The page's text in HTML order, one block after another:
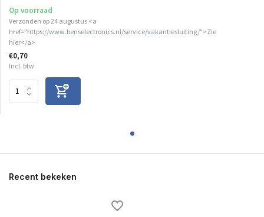
Op voorraad
Verzonden op 24 augustus <a
href="https://www.benselectronics.nl/service/vakantiesluiting/">Zie
hier</a>
€0,70
Incl. btw
Recent bekeken